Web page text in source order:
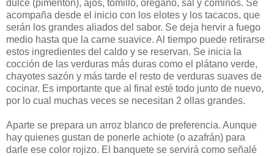
dulce (pimentón), ajos, tomillo, orégano, sal y cominos. Se
acompaña desde el inicio con los elotes y los tacacos, que
serán los grandes aliados del sabor. Se deja hervir a fuego
medio hasta que la carne suavice. Al tiempo puede retirarse
estos ingredientes del caldo y se reservan. Se inicia la
cocción de las verduras más duras como el plátano verde,
chayotes sazón y más tarde el resto de verduras suaves de
cocinar. Es importante que al final esté todo junto de nuevo,
por lo cual muchas veces se necesitan 2 ollas grandes.
Aparte se prepara un arroz blanco de preferencia. Aunque
hay quienes gustan de ponerle achiote (o azafrán) para
darle ese color rojizo. El banquete se servirá como señalé